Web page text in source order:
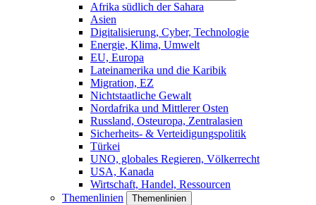
Afrika südlich der Sahara
Asien
Digitalisierung, Cyber, Technologie
Energie, Klima, Umwelt
EU, Europa
Lateinamerika und die Karibik
Migration, EZ
Nichtstaatliche Gewalt
Nordafrika und Mittlerer Osten
Russland, Osteuropa, Zentralasien
Sicherheits- & Verteidigungspolitik
Türkei
UNO, globales Regieren, Völkerrecht
USA, Kanada
Wirtschaft, Handel, Ressourcen
Themenlinien
Themenlinien